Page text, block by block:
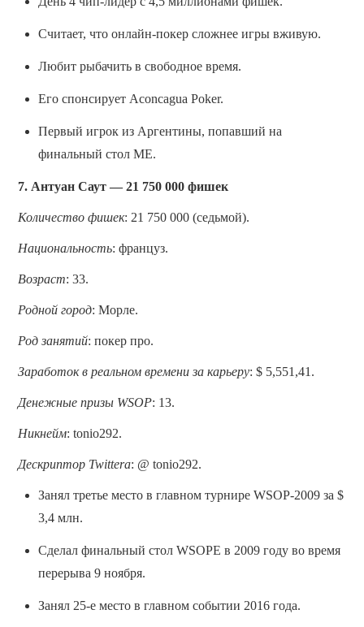
Считает, что онлайн-покер сложнее игры вживую.
Любит рыбачить в свободное время.
Его спонсирует Aconcagua Poker.
Первый игрок из Аргентины, попавший на
финальный стол ME.
7. Антуан Саут — 21 750 000 фишек
Количество фишек: 21 750 000 (седьмой).
Национальность: француз.
Возраст: 33.
Родной город: Морле.
Род занятий: покер про.
Заработок в реальном времени за карьеру: $ 5,551,41.
Денежные призы WSOP: 13.
Никнейм: tonio292.
Дескриптор Twitterа: @ tonio292.
Занял третье место в главном турнире WSOP-2009 за $
3,4 млн.
Сделал финальный стол WSOPE в 2009 году во время
перерыва 9 ноября.
Занял 25-е место в главном событии 2016 года.